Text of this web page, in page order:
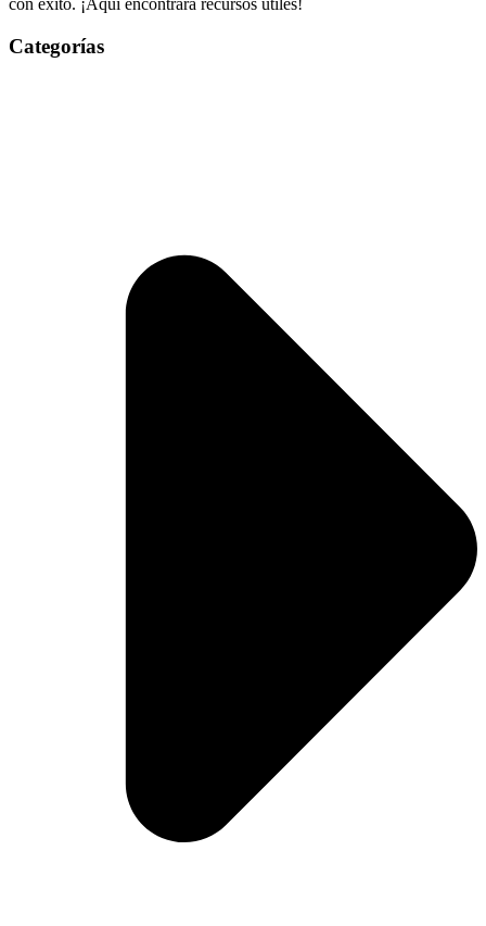
con éxito. ¡Aquí encontrará recursos útiles!
Categorías